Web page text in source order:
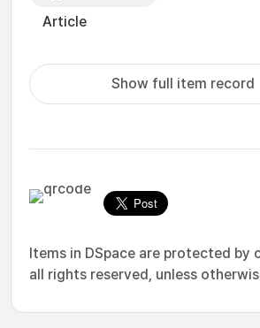
Article
Show full item record
Items in DSpace are protected by
all rights reserved, unless